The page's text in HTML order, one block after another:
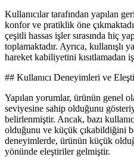
Kullanıcılar tarafından yapılan
konfor ve pratiklik öne
çeşitli hassas işler sırasında hiç
toplamaktadır. Ayrıca, kullanışlı
hareket kabiliyetini kısıtlamadan
## Kullanıcı Deneyimleri ve
Yapılan yorumlar, ürünün genel
seviyesine sahip olduğunu
belirlenmiştir. Ancak, bazı
olduğunu ve küçük çıkabildiğini
deneyimlerde, ürünün küçük
yönünde eleştiriler gelmiştir.